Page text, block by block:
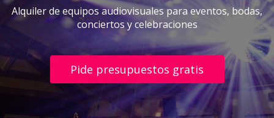
Alquiler de equipos audiovisuales para eventos, bodas,
conciertos y celebraciones
Pide presupuestos gratis